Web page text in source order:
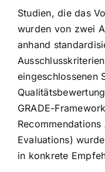
Studien, die das
wurden von zwei
anhand
eingeschlossenen
GRADE-
Evaluations)
in konkrete